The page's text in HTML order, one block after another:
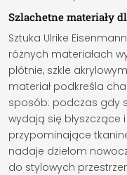
Szlachetne materiały
Sztuka Ulrike
różnych materiałach
płótnie, szkle
materiał podkreśla
sposób: podczas gdy
wydają się błyszczące
przypominające
nadaje dziełom
do stylowych